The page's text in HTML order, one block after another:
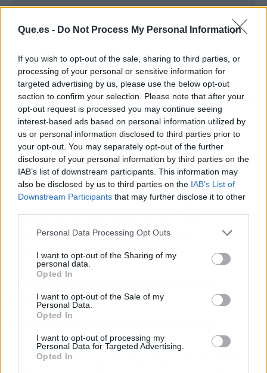
Que.es - Do Not Process My Personal Information
If you wish to opt-out of the sale, sharing to third parties, or
processing of your personal or sensitive information for
targeted advertising by us, please use the below opt-out
section to confirm your selection. Please note that after your
opt-out request is processed you may continue seeing
interest-based ads based on personal information utilized by
us or personal information disclosed to third parties prior to
your opt-out. You may separately opt-out of the further
disclosure of your personal information by third parties on the
IAB’s list of downstream participants. This information may
also be disclosed by us to third parties on the IAB’s List of
Downstream Participants that may further disclose it to other
Personal Data Processing Opt Outs
I want to opt-out of the Sharing of my
personal data.
Opted In
I want to opt-out of the Sale of my
Personal Data.
Opted In
I want to opt-out of processing my
Personal Data for Targeted Advertising.
Opted In
Uno de los errores más frecuentes es no
detectar a tiempo a ciclistas, patinetes o
peatones, especialmente en rotondas, cruces o
zonas de baja visibilidad. El cerebro no siempre
reconoce lo que no espera encontrar.
Consecuencias legales:
La ley otorga una protección especial a los
usuarios vulnerables. Si un vehículo no los
respeta, aunque no los haya visto, la
conductor y exigir la indemnización
correspondiente al afectado.
“Fue solo un golpe leve, no se
puede reclamar”
Las lesiones pueden tardar en aparecer
Un accidente sin grandes daños visibles puede